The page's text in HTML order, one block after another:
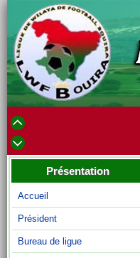
Présentation
Accueil
Président
Bureau de ligue